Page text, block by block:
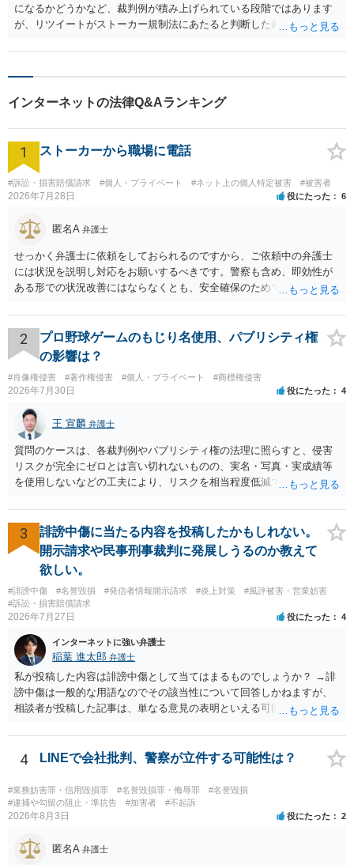
になるかどうかなど、裁判例が積み上げられている段階ではあります
が、リツイートがストーカー規制法にあたると判断した裁判例はまだ
には当たらないのではないかと思います。 1つは、「恋愛感情その他
ならないからです。鍵アカウントかつフォロワーがいないというので
い」については法2条の8つのパターンのどれかに該当しなければなら
ないのですが、どれにもあたりそうもありません。近いのが、「監視
していると思わせるようなこと告げる」というものですが、鍵アカウ
ントかつフォロワーなしならば、誰にもわかりません。 1番目の質問
答える必要はありません。
インターネットの法律Q&Aランキング
1 ストーカーから職場に電話
#訴訟・損害賠償請求 #個人・プライベート #ネット上の個人特定被害 #被害者
2026年7月28日 役にたった 6
匿名A 弁護士
せっかく弁護士に依頼をしておられるのですから、ご依頼中の弁護士
には状況を説明し対応をお願いするべきです。警察も含め、即効性が
ある形での状況改善にはならなくとも、安全確保のためできることは
2
プロ野球ゲームのもじり名使用、パブリシティ権
の影響は？
#肖像権侵害 #著作権侵害 #個人・プライベート #商標権侵害
2026年7月30日 役にたった 4
王 宣麟 弁護士
質問のケースは、各裁判例やパブリシティ権の法理に照らすと、侵害
リスクが完全にゼロとは言い切れないものの、実名・写真・実成績等
を使用しないなどの工夫により、リスクを相当程度低減できる設計に
推測できる」という点は、裁判で争われた場合に「専ら顧客吸引力の
利用を目的とする」と判断される余地を残すため、一定の注意が必要
です。 また、広告収益の有無は、侵害判断に一定の影響を与える可能
性がありますが、決定的要因ではありません。 パブリシティ権侵害の
成否は、主に「専ら顧客吸引力の利用を目的とするか」という点で判
断されます。広告収益があることは「商業的目的」を強く示す要素で
すが、それだけで直ちに侵害となるわけではありません。完全無償・
非営利であれば「表現の自由」「創作物」としての側面が強く評価さ
れる可能性があります。一方、広告収益がある場合は「商業利用」と
しての色彩が強まり、リスクが高まる可能性があります。 公開前に変
更・確認しておく事項については、公開の場でアドバイスするにも限
界があるかと思うので、資料等を持参の上、弁護士に相談されること
も一つかと存じます。
3
誹謗中傷に当たる内容を投稿したかもしれない。
開示請求や民事刑事裁判に発展しうるのか教えて
欲しい。
#誹謗中傷 #名誉毀損 #発信者情報開示請求 #炎上対策
#風評被害・営業妨害
#訴訟・損害賠償請求
2026年7月27日 役にたった 4
インターネットに強い弁護士
稲葉 進太郎 弁護士
私が投稿した内容は誹謗中傷として当てはまるものでしょうか？ →誹
謗中傷は一般的な用語なのでその該当性について回答しかねますが、
相談者が投稿した記事は、単なる意見の表明といえる可能性が高く、
て、開示請求が認められたり、民事裁判や刑事裁判に発展しうるもの
でしょうか？ →権利侵害や、名誉毀損・侮辱に該当する可能性が低い
に思われます。
4 LINEで会社批判、警察が立件する可能性は？
#業務妨害罪・信用毀損罪 #名誉毀損罪・侮辱罪
#名誉毀損
#逮捕や勾留の阻止・準抗告
#加害者 #不起訴
2026年8月3日 役にたった 2
匿名A 弁護士